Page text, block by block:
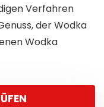
Verfahren
der Wodka
Wodka